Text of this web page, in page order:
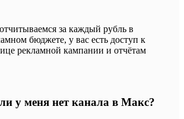
за каждый рубль в
бюджете, у вас есть доступ к
рекламной кампании и отчётам
у меня нет канала в Макс?